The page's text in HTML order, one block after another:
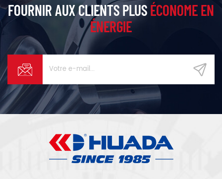
FOURNIR AUX CLIENTS PLUSÉCONOME EN
ÉNERGIE